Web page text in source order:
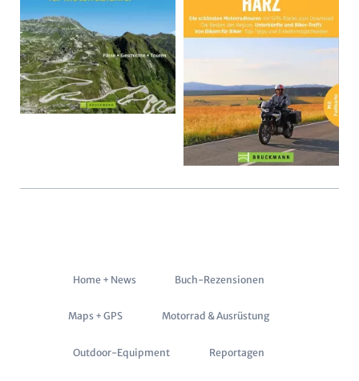
Navigation
Home + News Buch-Rezensionen
Maps + GPS Motorrad & Ausrüstung
Outdoor-Equipment Reportagen